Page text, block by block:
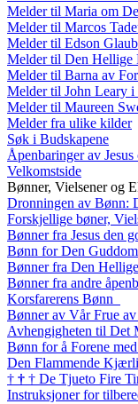
Melder til Maria om
Melder til Marcos
Melder til Edson
Melder til Den
Melder til Barna av
Melder til John Leary
Melder til Maureen
Melder fra ulike kilder
Søk i Budskapene
Åpenbaringer av
Velkomstside
Bønner, Vielsener og
Dronningen av Bønn:
Forskjellige bøner,
Bønner fra Jesus den
Bønn for Den
Bønner fra Den
Bønner fra andre
Korsfarerens Bønn
Bønner av Vår Frue av
Avhengigheten til Det
Bønn for å Forene
Den Flammende
† † † De Tjueto Fire
Instruksjoner for